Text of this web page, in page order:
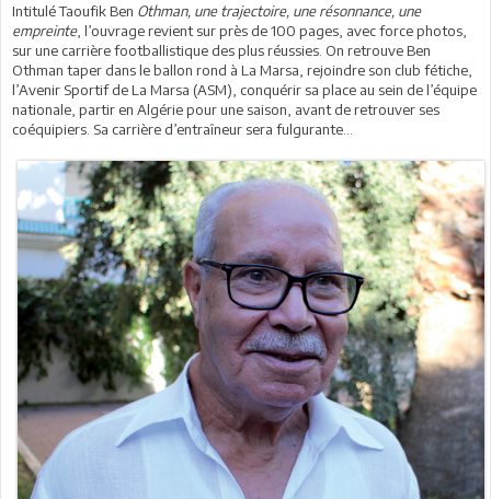
Intitulé Taoufik Ben Othman, une trajectoire, une résonnance, une
empreinte, l’ouvrage revient sur près de 100 pages, avec force photos,
sur une carrière footballistique des plus réussies. On retrouve Ben
Othman taper dans le ballon rond à La Marsa, rejoindre son club fétiche,
l’Avenir Sportif de La Marsa (ASM), conquérir sa place au sein de l’équipe
nationale, partir en Algérie pour une saison, avant de retrouver ses
coéquipiers. Sa carrière d’entraîneur sera fulgurante…